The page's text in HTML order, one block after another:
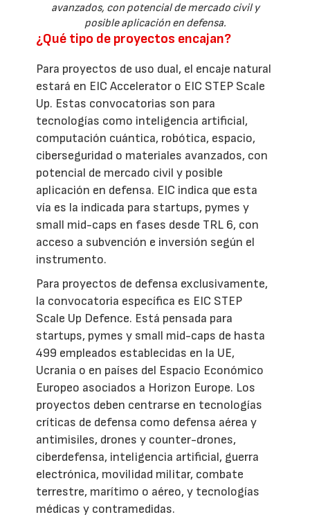
avanzados, con potencial de mercado civil y
posible aplicación en defensa.
¿Qué tipo de proyectos encajan?
Para proyectos de uso dual, el encaje natural
estará en EIC Accelerator o EIC STEP Scale
Up. Estas convocatorias son para
tecnologías como inteligencia artificial,
computación cuántica, robótica, espacio,
ciberseguridad o materiales avanzados, con
potencial de mercado civil y posible
aplicación en defensa. EIC indica que esta
vía es la indicada para startups, pymes y
small mid-caps en fases desde TRL 6, con
acceso a subvención e inversión según el
instrumento.
Para proyectos de defensa exclusivamente,
la convocatoria específica es EIC STEP
Scale Up Defence. Está pensada para
startups, pymes y small mid-caps de hasta
499 empleados establecidas en la UE,
Ucrania o en países del Espacio Económico
Europeo asociados a Horizon Europe. Los
proyectos deben centrarse en tecnologías
críticas de defensa como defensa aérea y
antimisiles, drones y counter-drones,
ciberdefensa, inteligencia artificial, guerra
electrónica, movilidad militar, combate
terrestre, marítimo o aéreo, y tecnologías
médicas y contramedidas.